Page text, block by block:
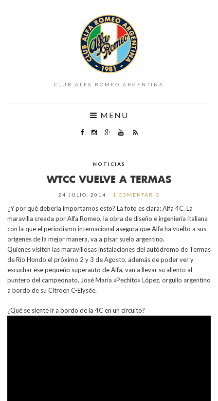
CLUB ALFA ROMEO ARGENTINA
MENU
NOTICIAS
WTCC VUELVE A TERMAS
24 JULIO, 2014 1 COMENTARIO
¿Y por qué debería importarnos esto? La foto es clara: Alfa 4C. La
maravilla creada por Alfa Romeo, la obra de diseño e ingeniería italiana
con la que el periodismo internacional asegura que Alfa ha vuelto a sus
orígenes de la mejor manera, va a pisar suelo argentino.
Quienes visiten las maravillosas instalaciones del autódromo de Termas
de Río Hondo el próximo 2 y 3 de Agosto, además de poder ver y
escuchar ese pequeño superauto de Alfa, van a llevar su aliento al
puntero del campeonato, José María «Pechito» López, orgullo argentino
a bordo de su Citroën C-Elysée.
¿Qué se siente ir a bordo de la 4C en un circuito?